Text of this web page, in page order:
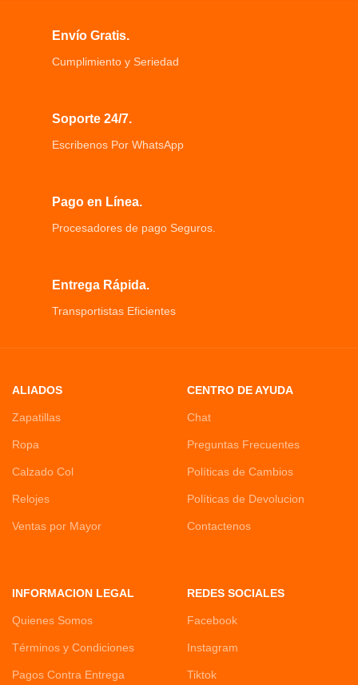
Envío Gratis.
Cumplimiento y Seriedad
Soporte 24/7.
Escribenos Por WhatsApp
Pago en Línea.
Procesadores de pago Seguros.
Entrega Rápida.
Transportistas Eficientes
ALIADOS
Zapatillas
Ropa
Calzado Col
Relojes
Ventas por Mayor
CENTRO DE AYUDA
Chat
Preguntas Frecuentes
Políticas de Cambios
Políticas de Devolucion
Contactenos
INFORMACION LEGAL
Quienes Somos
Términos y Condiciones
Pagos Contra Entrega
REDES SOCIALES
Facebook
Instagram
Tiktok